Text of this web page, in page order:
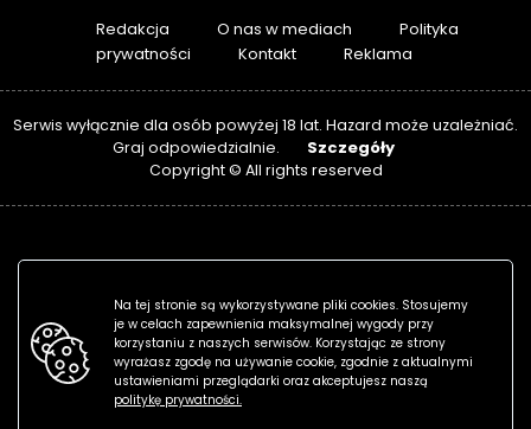
Redakcja O nas w mediach
Polityka
prywatności
Kontakt Reklama
Serwis wyłącznie dla osób powyżej 18 lat. Hazard może uzależniać.
Graj odpowiedzialnie.
Szczegóły
Copyright © All rights reserved
Na tej stronie są wykorzystywane pliki cookies. Stosujemy
je w celach zapewnienia maksymalnej wygody przy
korzystaniu z naszych serwisów. Korzystając ze strony
wyrażasz zgodę na używanie cookie, zgodnie z aktualnymi
ustawieniami przeglądarki oraz akceptujesz naszą
politykę prywatności.